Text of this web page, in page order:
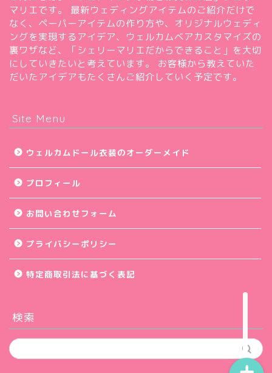
マリエです。 最新ウェディングアイテムのご紹介だけで
なく、ペーパーアイテムの作り方や、オリジナルウェディ
ングを実現するアイデア、ウェルカムベアカスタマイズの
裏ワザなど、「シェリーマリエだからできること」を大切
にしていきたいと考えています。 お客様から教えていた
だいたアイデアもたくさんご紹介していく予定です。
Site Menu
ウェルカムドール衣装のオーダーメイド
プロフィール
お問い合わせフォーム
プライバシーポリシー
特定商取引法に基づく表記
検索
オーダーバービー
キャラクターぬいぐるみ
アイデア集
ウェルカムコーナー小物
会場デコレーション
披露宴・パーティー演出